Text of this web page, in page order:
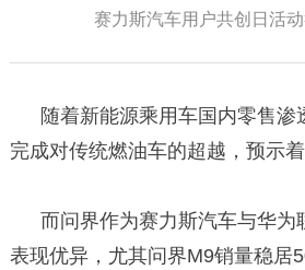
赛力斯汽车用户共创日活
随着新能源乘用车国内零售渗
完成对传统燃油车的超越，预示
而问界作为赛力斯汽车与华为
表现优异，尤其问界M9销量稳居